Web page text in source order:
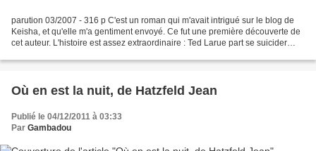
parution 03/2007 - 316 p C'est un roman qui m'avait intrigué sur le blog de
Keisha, et qu'elle m'a gentiment envoyé. Ce fut une première découverte de
cet auteur. L'histoire est assez extraordinaire : Ted Larue part se suicider
Où en est la nuit, de Hatzfeld Jean
Publié le 04/12/2011 à 03:33
Par Gambadou